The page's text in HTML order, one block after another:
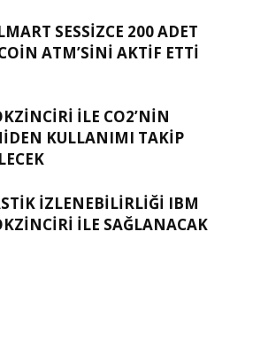
SESSIZCE 200 ADET
ATM’SINI AKTIF ETTI
ILE CO2’NIN
KULLANIMI TAKIP
IZLENEBILIRLIĞI IBM
ILE SAĞLANACAK